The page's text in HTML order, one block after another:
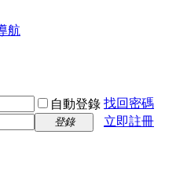
航
自動登錄 找回密碼
登錄 立即註冊